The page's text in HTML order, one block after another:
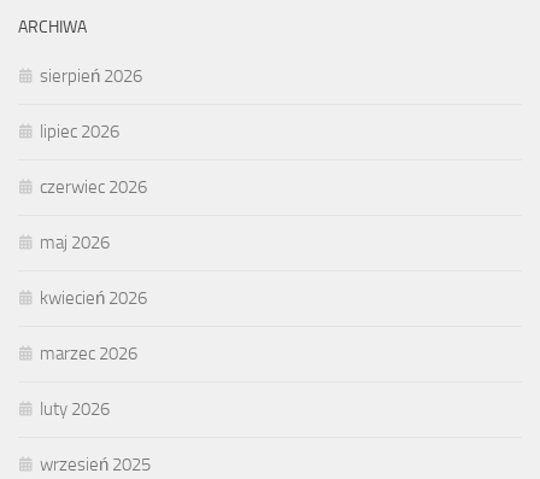
ARCHIWA
sierpień 2026
lipiec 2026
czerwiec 2026
maj 2026
kwiecień 2026
marzec 2026
luty 2026
wrzesień 2025